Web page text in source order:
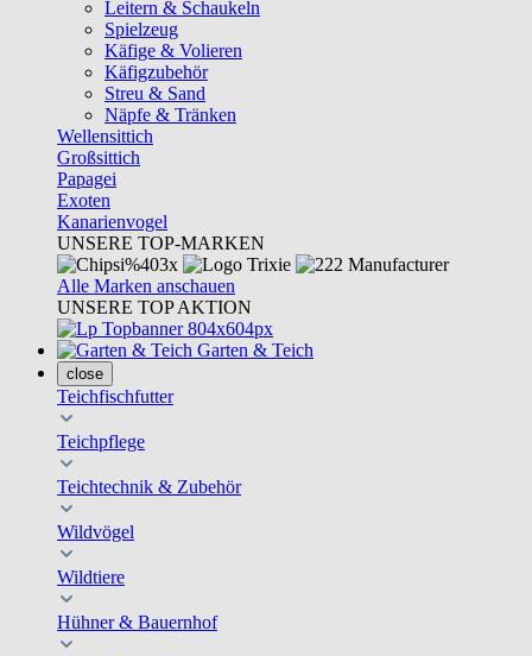
Leitern & Schaukeln
Spielzeug
Käfige & Volieren
Käfigzubehör
Streu & Sand
Näpfe & Tränken
Wellensittich
Großsittich
Papagei
Exoten
Kanarienvogel
UNSERE TOP-MARKEN
Alle Marken anschauen
UNSERE TOP AKTION
Garten & Teich
close
Teichfischfutter
Teichpflege
Teichtechnik & Zubehör
Wildvögel
Wildtiere
Hühner & Bauernhof